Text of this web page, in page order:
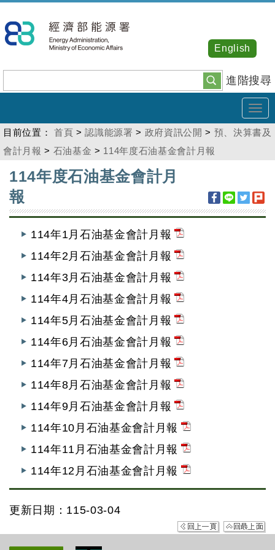
到
主
內
容
進階搜尋
English
目前位置： 首頁 >認識能源署 > 政府資訊公開 > 預、決算書及
會計月報 > 石油基金 > 114年度石油基金會計月報
114年度石油基金會計月
報
114年1月石油基金會計月報
114年2月石油基金會計月報
114年3月石油基金會計月報
114年4月石油基金會計月報
114年5月石油基金會計月報
114年6月石油基金會計月報
114年7月石油基金會計月報
114年8月石油基金會計月報
114年9月石油基金會計月報
114年10月石油基金會計月報
114年11月石油基金會計月報
114年12月石油基金會計月報
更新日期：115-03-04